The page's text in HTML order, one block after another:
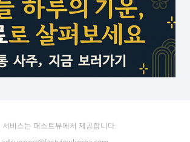
서비스는 패스트뷰에서 제공합니다.